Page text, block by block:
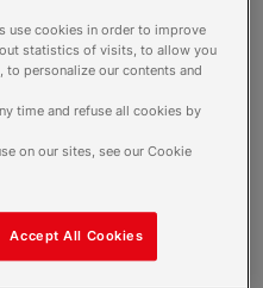
de formation, nous
à une de nos
à une
:
use cookies in order to improve
statistics of visits, to allow you
personalize our contents and
time and refuse all cookies by
on our sites, see our Cookie
Accept All Cookies